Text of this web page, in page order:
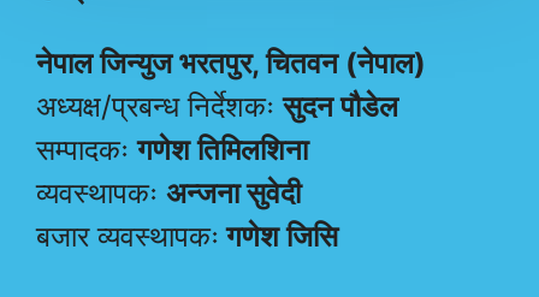
नेपाल जिन्युज भरतपुर, चितवन (नेपाल)
अध्यक्ष/प्रबन्ध निर्देशकःसुदन पौडेल
सम्पादकःगणेश तिमिलशिना
व्यवस्थापकः अन्जना सुवेदी
बजार व्यवस्थापकः गणेश जिसि